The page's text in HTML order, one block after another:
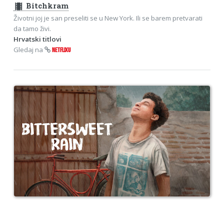
theaters Bitchkram
Životni joj je san preseliti se u New York. Ili se barem pretvarati
da tamo živi.
Hrvatski titlovi
Gledaj na
NETFLIXU